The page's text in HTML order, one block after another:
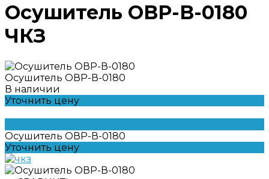
Осушитель ОВР-В-0180
ЧКЗ
Осушитель ОВР-В-0180
В наличии
Уточнить цену
Осушитель ОВР-В-0180
Уточнить цену